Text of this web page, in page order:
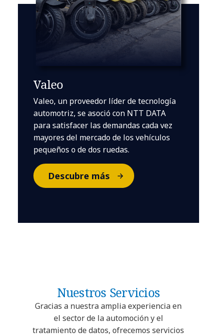
Valeo
Valeo, un proveedor líder de tecnología
automotriz, se asoció con NTT DATA
para satisfacer las demandas cada vez
mayores del mercado de los vehículos
pequeños o de dos ruedas.
Descubre más
Nuestros Servicios
Gracias a nuestra amplia experiencia en
el sector de la automoción y el
tratamiento de datos, ofrecemos servicios